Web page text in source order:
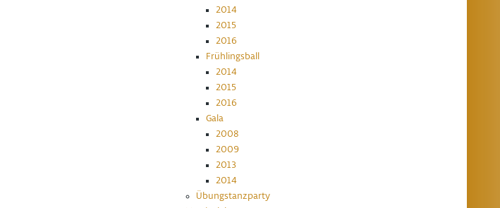
2014
2015
2016
Frühlingsball
2014
2015
2016
Gala
2008
2009
2013
2014
Übungstanzparty